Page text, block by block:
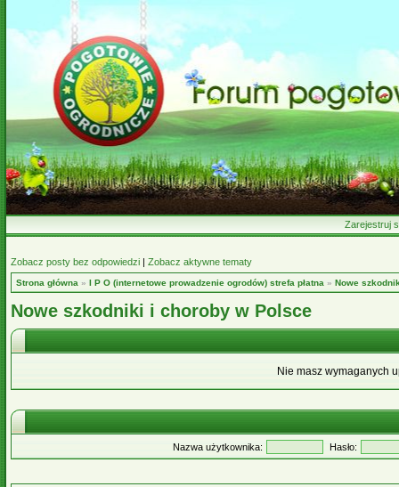
Zarejestruj
Zobacz posty bez odpowiedzi | Zobacz aktywne tematy
Strona główna » I P O (internetowe prowadzenie ogrodów) strefa płatna » Nowe
Nowe szkodniki i choroby w Polsce
Nie masz wymaganych
Nazwa użytkownika: Hasło: